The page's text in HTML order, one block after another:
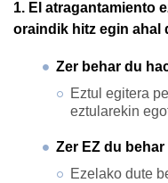
1. El atragantamiento
oraindik hitz egin ahal
Zer behar du
Eztul egitera
eztularekin
Zer EZ du
Ezelako dute